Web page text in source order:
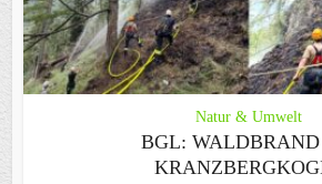
Natur & Umwelt
BGL: